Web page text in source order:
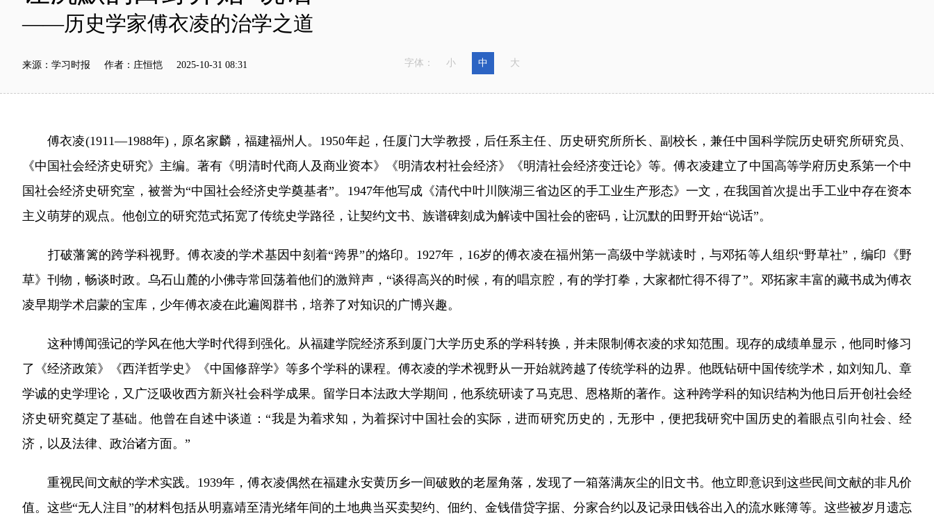
——历史学家傅衣凌的治学之道
来源：学习时报 作者：庄恒恺 2025-10-31 08:31 字体： 小 中 大
傅衣凌(1911—1988年)，原名家麟，福建福州人。1950年起，任厦门大学教授，后任系主任、历史研究所所长、副校长，兼任中国科学院历史研究所研究员、
《中国社会经济史研究》主编。著有《明清时代商人及商业资本》《明清农村社会经济》《明清社会经济变迁论》等。傅衣凌建立了中国高等学府历史系第一个中
国社会经济史研究室，被誉为“中国社会经济史学奠基者”。1947年他写成《清代中叶川陕湖三省边区的手工业生产形态》一文，在我国首次提出手工业中存在资本
主义萌芽的观点。他创立的研究范式拓宽了传统史学路径，让契约文书、族谱碑刻成为解读中国社会的密码，让沉默的田野开始“说话”。
打破藩篱的跨学科视野。傅衣凌的学术基因中刻着“跨界”的烙印。1927年，16岁的傅衣凌在福州第一高级中学就读时，与邓拓等人组织“野草社”，编印《野
草》刊物，畅谈时政。乌石山麓的小佛寺常回荡着他们的激辩声，“谈得高兴的时候，有的唱京腔，有的学打拳，大家都忙得不得了”。邓拓家丰富的藏书成为傅衣
凌早期学术启蒙的宝库，少年傅衣凌在此遍阅群书，培养了对知识的广博兴趣。
这种博闻强记的学风在他大学时代得到强化。从福建学院经济系到厦门大学历史系的学科转换，并未限制傅衣凌的求知范围。现存的成绩单显示，他同时修习
了《经济政策》《西洋哲学史》《中国修辞学》等多个学科的课程。傅衣凌的学术视野从一开始就跨越了传统学科的边界。他既钻研中国传统学术，如刘知几、章
学诚的史学理论，又广泛吸收西方新兴社会科学成果。留学日本法政大学期间，他系统研读了马克思、恩格斯的著作。这种跨学科的知识结构为他日后开创社会经
济史研究奠定了基础。他曾在自述中谈道：“我是为着求知，为着探讨中国社会的实际，进而研究历史的，无形中，便把我研究中国历史的着眼点引向社会、经
济，以及法律、政治诸方面。”
重视民间文献的学术实践。1939年，傅衣凌偶然在福建永安黄历乡一间破败的老屋角落，发现了一箱落满灰尘的旧文书。他立即意识到这些民间文献的非凡价
值。这些“无人注目”的材料包括从明嘉靖至清光绪年间的土地典当买卖契约、佃约、金钱借贷字据、分家合约以及记录田钱谷出入的流水账簿等。这些被岁月遗忘